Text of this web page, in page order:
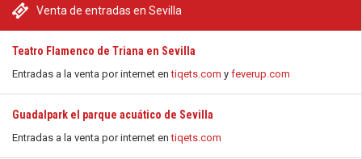
Venta de entradas en Sevilla
Teatro Flamenco de Triana en Sevilla
Entradas a la venta por internet entiqets.com y feverup.com
Guadalpark el parque acuático de Sevilla
Entradas a la venta por internet entiqets.com